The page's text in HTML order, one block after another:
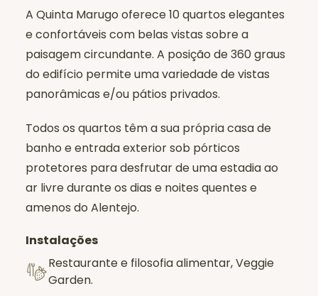
A Quinta Marugo oferece 10 quartos elegantes
e confortáveis com belas vistas sobre a
paisagem circundante. A posição de 360 graus
do edifício permite uma variedade de vistas
panorâmicas e/ou pátios privados.
Todos os quartos têm a sua própria casa de
banho e entrada exterior sob pórticos
protetores para desfrutar de uma estadia ao
ar livre durante os dias e noites quentes e
amenos do Alentejo.
Instalações
Restaurante e filosofia alimentar, Veggie
Garden.